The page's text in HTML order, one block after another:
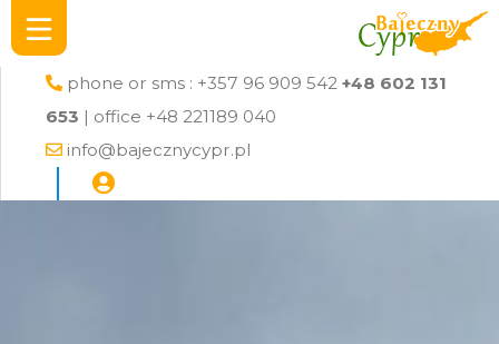
phone or sms : +357 96 909 542 +48 602 131
653 | office +48 221189 040
info@bajecznycypr.pl